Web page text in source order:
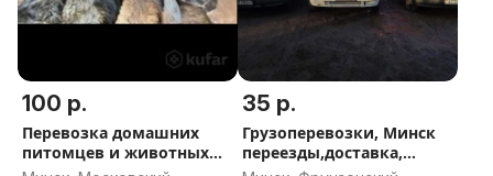
100 р.
Перевозка домашних
питомцев и животных
35 р.
Грузоперевозки, Минск
переезды,доставка,